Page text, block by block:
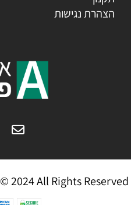
הצהרת נגישות
© 2024 All Rights Reserved